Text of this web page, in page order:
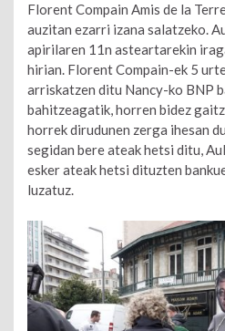
Florent Compain Amis de la
auzitan ezarri izana salatzeko.
apirilaren 11n asteartarekin
hirian. Florent Compain-ek 5
arriskatzen ditu Nancy-ko BNP
bahitzeagatik, horren bidez
horrek dirudunen zerga ihesan
segidan bere ateak hetsi ditu,
esker ateak hetsi dituzten
luzatuz.